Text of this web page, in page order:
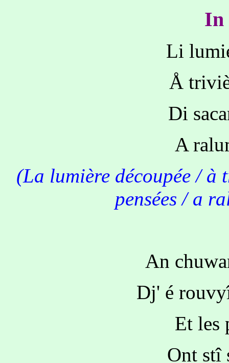
In
Li
Å
Di
A
(La lumière découpée / à
pensées / a
An
Dj' é
Et les
Ont stî